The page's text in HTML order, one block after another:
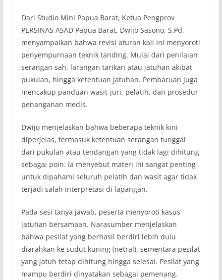
Dari Studio Mini Papua Barat, Ketua Pengprov
PERSINAS ASAD Papua Barat, Dwijo Sasono, S.Pd,
menyampaikan bahwa revisi aturan kali ini menyoroti
penyempurnaan teknik tanding. Mulai dari penilaian
serangan sah, larangan tarikan atau jatuhan akibat
pukulan, hingga ketentuan jatuhan. Pembaruan juga
mencakup panduan wasit-juri, pelatih, dan prosedur
penanganan medis.
Dwijo menjelaskan bahwa beberapa teknik kini
diperjelas, termasuk ketentuan serangan tunggal
dari pukulan atau tendangan yang tidak lagi dihitung
sebagai poin. Ia menyebut materi ini sangat penting
untuk dipahami seluruh pelatih dan wasit agar tidak
terjadi salah interpretasi di lapangan.
Pada sesi tanya jawab, peserta menyoroti kasus
jatuhan bersamaan. Narasumber menjelaskan
bahwa pesilat yang berhasil berdiri lebih dulu
diarahkan ke sudut kuning (netral), sementara pesilat
yang jatuh tetap dihitung hingga selesai. Pesilat yang
mampu berdiri dinyatakan sebagai pemenang.